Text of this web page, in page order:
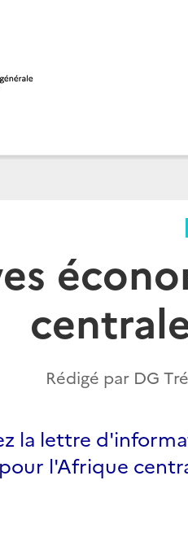
Rédigé par DG
la lettre
l'Afrique